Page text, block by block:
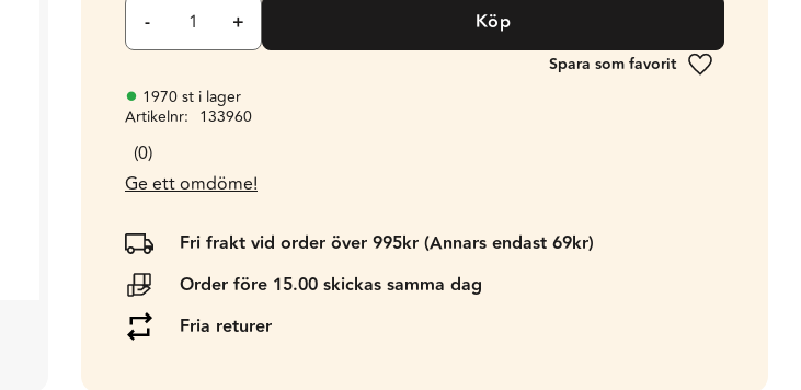
+
- Köp
Lägg till i
1970 st i lager
Artikelnr
133960
0
Ge ett omdöme!
Fri frakt vid order över 995kr (Annars endast 69kr)
Order före 15.00 skickas samma dag
Fria returer